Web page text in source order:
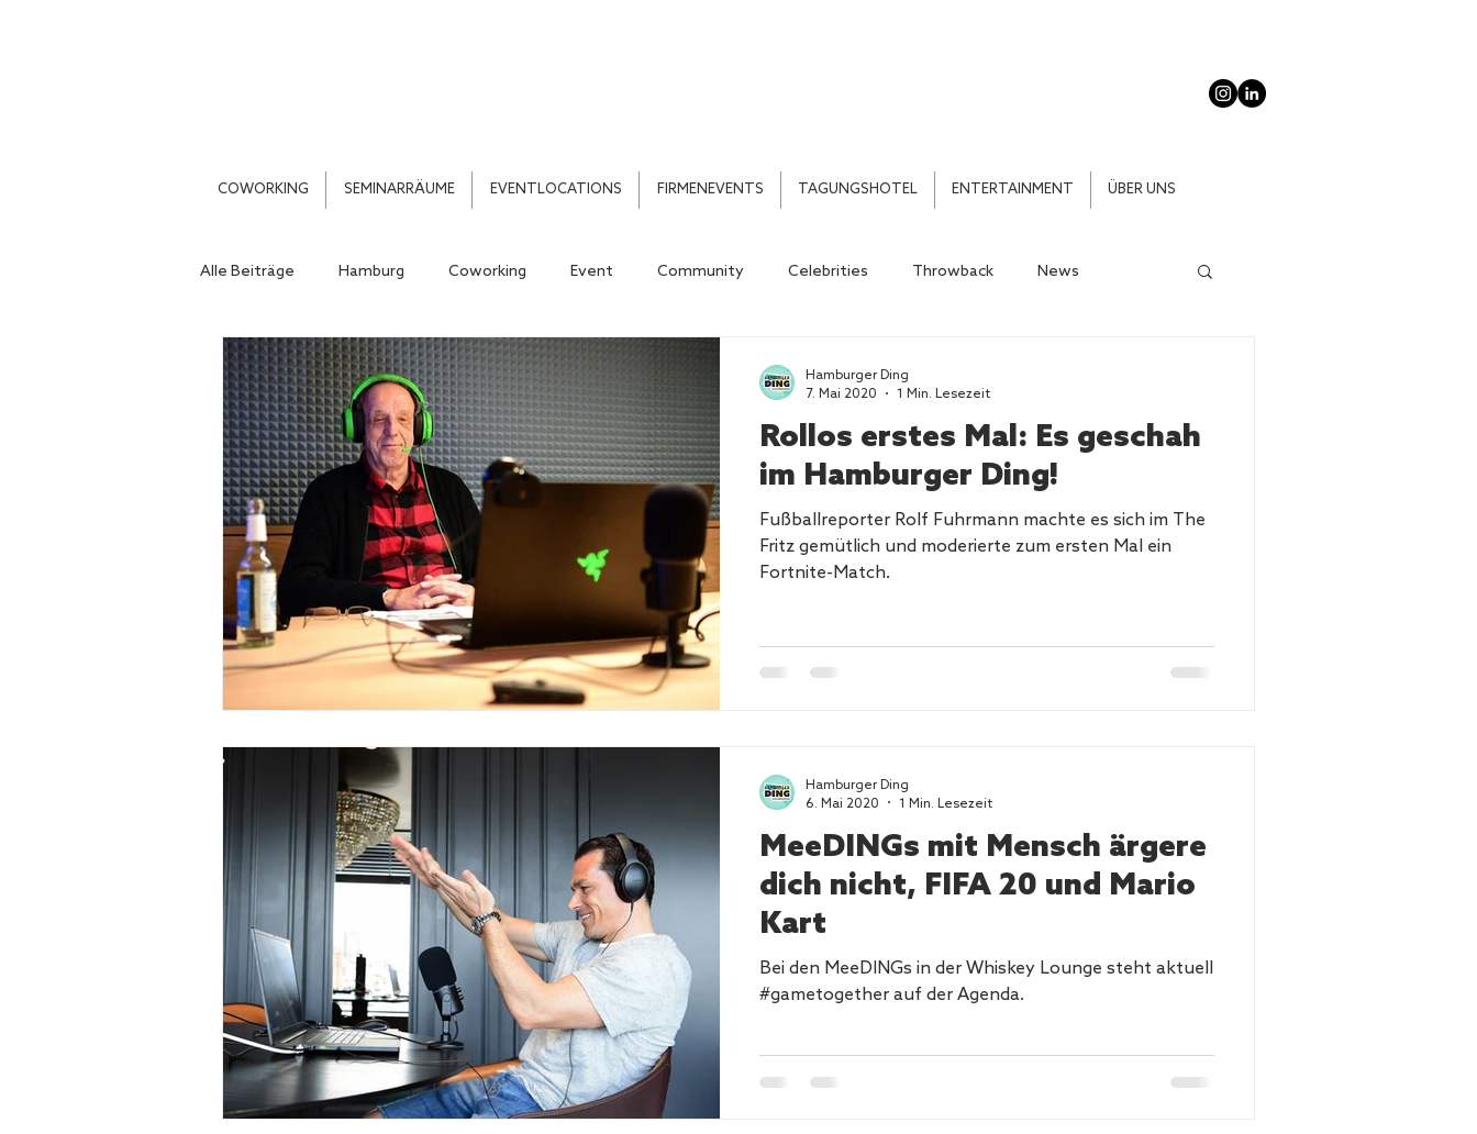
COWORKING SEMINARRÄUME EVENTLOCATIONS FIRMENEVENTS TAGUNGSHOTEL ENTERTAINMENT ÜBER UNS
Alle Beiträge Hamburg Coworking Event Community Celebrities Throwback News
Thonet Rooftop Café
Rollos erstes Mal: Es geschah
im Hamburger Ding!
Fußballreporter Rolf Fuhrmann machte es sich im The
Fritz gemütlich und moderierte zum ersten Mal ein
Fortnite-Match.
Hamburger Ding
7. Mai 2020
1 Min. Lesezeit
MeeDINGs mit Mensch ärgere
dich nicht, FIFA 20 und Mario
Kart
Bei den MeeDINGs in der Whiskey Lounge steht aktuell
#gametogether auf der Agenda.
Hamburger Ding
6. Mai 2020
1 Min. Lesezeit